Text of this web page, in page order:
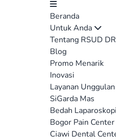
Beranda
Untuk Anda
Tentang RSUD
Blog
Promo Menarik
Inovasi
Layanan Unggulan
SiGarda Mas
Bedah Laparoskopi
Bogor Pain Center
Ciawi Dental